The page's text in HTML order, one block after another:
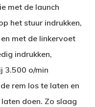
met de launch
het stuur indrukken,
met de linkervoet
indrukken,
3.500 o/min
rem los te laten en
doen. Zo slaag